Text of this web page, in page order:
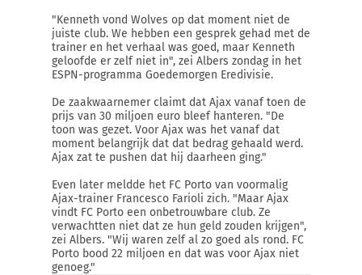
"Kenneth vond Wolves op dat moment niet de
juiste club. We hebben een gesprek gehad met de
trainer en het verhaal was goed, maar Kenneth
geloofde er zelf niet in", zei Albers zondag in het
ESPN-programma Goedemorgen Eredivisie.
De zaakwaarnemer claimt dat Ajax vanaf toen de
prijs van 30 miljoen euro bleef hanteren. "De
toon was gezet. Voor Ajax was het vanaf dat
moment belangrijk dat dat bedrag gehaald werd.
Ajax zat te pushen dat hij daarheen ging."
Even later meldde het FC Porto van voormalig
Ajax-trainer Francesco Farioli zich. "Maar Ajax
vindt FC Porto een onbetrouwbare club. Ze
verwachtten niet dat ze hun geld zouden krijgen",
zei Albers. "Wij waren zelf al zo goed als rond. FC
Porto bood 22 miljoen en dat was voor Ajax niet
genoeg."